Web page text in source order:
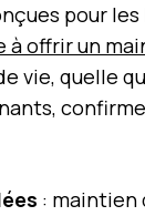
pour
à offrir un
vie, quelle
: